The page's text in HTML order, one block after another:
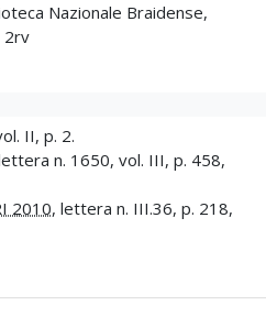
Nazionale Braidense,
2rv
II, p. 2.
n. 1650, vol. III, p. 458,
2010, lettera n. III.36, p. 218,